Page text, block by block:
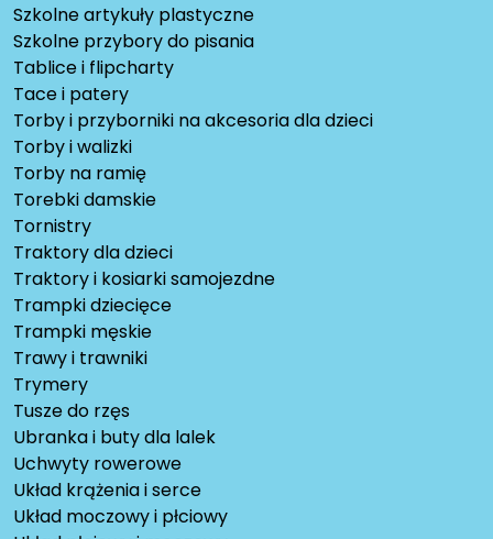
Szkolne artykuły plastyczne
Szkolne przybory do pisania
Tablice i flipcharty
Tace i patery
Torby i przyborniki na akcesoria dla dzieci
Torby i walizki
Torby na ramię
Torebki damskie
Tornistry
Traktory dla dzieci
Traktory i kosiarki samojezdne
Trampki dziecięce
Trampki męskie
Trawy i trawniki
Trymery
Tusze do rzęs
Ubranka i buty dla lalek
Uchwyty rowerowe
Układ krążenia i serce
Układ moczowy i płciowy